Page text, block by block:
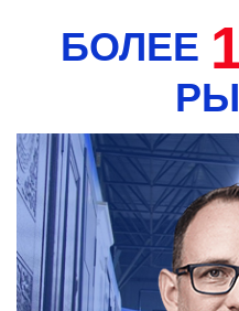
БОЛЕЕ